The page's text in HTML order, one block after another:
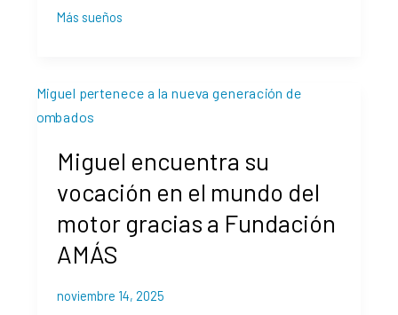
Más sueños
Miguel encuentra su
vocación en el mundo del
motor gracias a Fundación
AMÁS
noviembre 14, 2025
Miguel
encuentra
vocación
el
mundo
motor
a